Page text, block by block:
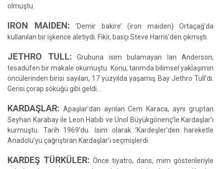
olmuştu.
IRON MAIDEN: ‘Demir bakire’ (iron maiden) Ortaçağ’da
kullanılan bir işkence aletiydi. Fikir, basçı Steve Harris’den çıkmıştı.
JETHRO TULL: Grubuna isim bulamayan Ian Anderson,
tesadüfen bir makale okumuştu. Konu, tarımda bilimsel yaklaşımın
öncülerinden birisi sayılan, 17 yüzyılda yaşamış Bay Jethro Tull’dı.
Gerisi çorap söküğü gibi geldi…
KARDAŞLAR: Apaşlar’dan ayrılan Cem Karaca, aynı gruptan
Seyhan Karabay ile Leon Habib ve Ünol Büyükgönenç’le Kardaşlar’ı
kurmuştu. Tarih 1969’du. İsim olarak ‘Kardeşler’den hareketle
Anadolu’yu çağrıştıran Kardaşlar’ı seçmişlerdi.
KARDEŞ TÜRKÜLER: Önce tiyatro, dans, mim gösterileriyle